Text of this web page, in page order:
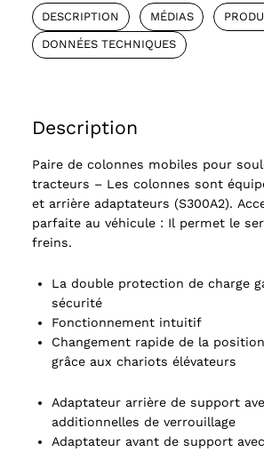
DESCRIPTION MÉDIAS
DONNÉES TECHNIQUES
Description
Paire de colonnes mobiles pour
tracteurs – Les colonnes sont
et arrière adaptateurs (S300A2).
parfaite au véhicule : Il permet le
freins.
La double protection de charge
sécurité
Fonctionnement intuitif
Changement rapide de la
grâce aux chariots élévateurs
Adaptateur arrière de support
additionnelles de verrouillage
Adaptateur avant de support